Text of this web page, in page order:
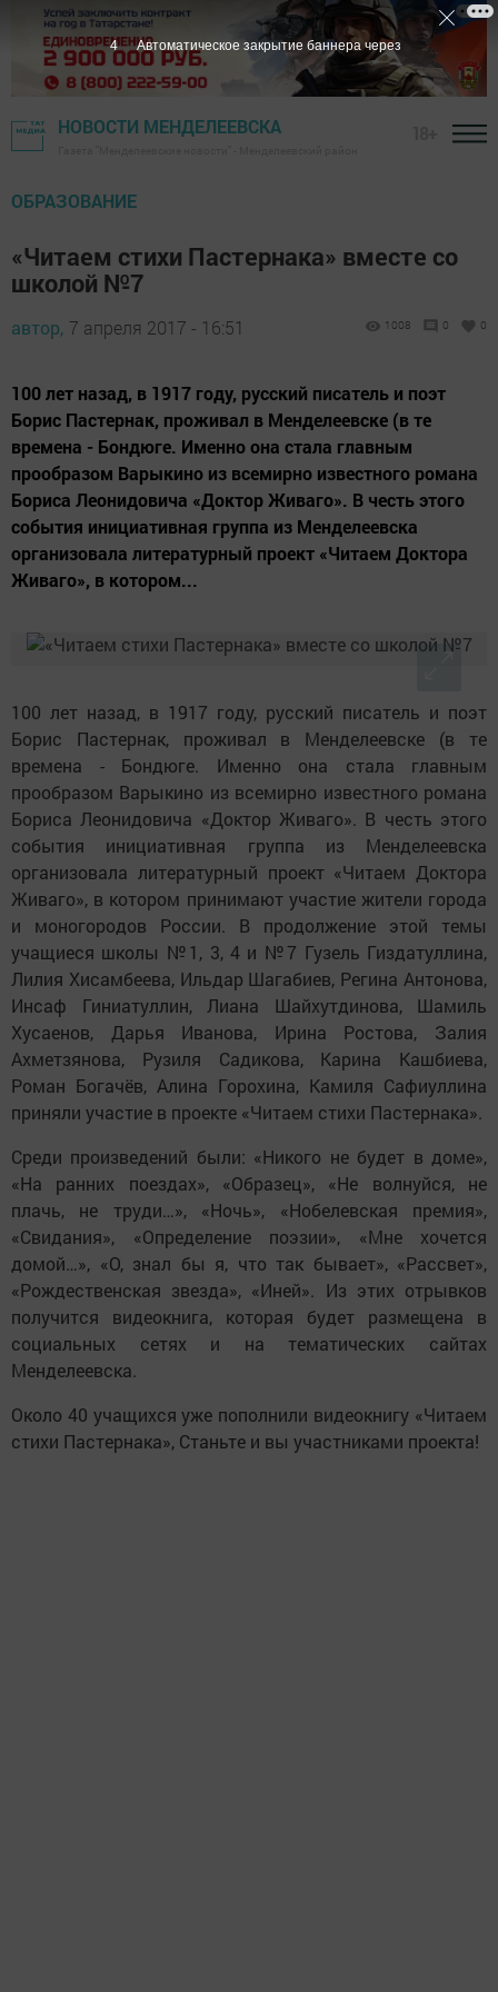
НОВОСТИ МЕНДЕЛЕЕВСКА
ОБРАЗОВАНИЕ
«Читаем стихи Пастернака» вместе со
школой №7
автор, 7 апреля 2017 - 16:51 1008 0 0
100 лет назад, в 1917 году, русский писатель и поэт
Борис Пастернак, проживал в Менделеевске (в те
времена - Бондюге. Именно она стала главным
прообразом Варыкино из всемирно известного романа
Бориса Леонидовича «Доктор Живаго». В честь этого
события инициативная группа из Менделеевска
организовала литературный проект «Читаем Доктора
Живаго», в котором...
100 лет назад, в 1917 году, русский писатель и поэт
Борис Пастернак, проживал в Менделеевске (в те
времена - Бондюге. Именно она стала главным
прообразом Варыкино из всемирно известного романа
Бориса Леонидовича «Доктор Живаго». В честь этого
события инициативная группа из Менделеевска
организовала литературный проект «Читаем Доктора
Живаго», в котором принимают участие жители города
и моногородов России. В продолжение этой темы
учащиеся школы №1, 3, 4 и №7 Гузель Гиздатуллина,
Лилия Хисамбеева, Ильдар Шагабиев, Регина Антонова,
Инсаф Гиниатуллин, Лиана Шайхутдинова, Шамиль
Хусаенов, Дарья Иванова, Ирина Ростова, Залия
Ахметзянова, Рузиля Садикова, Карина Кашбиева,
Роман Богачёв, Алина Горохина, Камиля Сафиуллина
приняли участие в проекте «Читаем стихи Пастернака».
Среди произведений были: «Никого не будет в доме»,
«На ранних поездах», «Образец», «Не волнуйся, не
плачь, не труди…», «Ночь», «Нобелевская премия»,
«Свидания», «Определение поэзии», «Мне хочется
домой…», «О, знал бы я, что так бывает», «Рассвет»,
«Рождественская звезда», «Иней». Из этих отрывков
получится видеокнига, которая будет размещена в
социальных сетях и на тематических сайтах
Менделеевска.
Около 40 учащихся уже пополнили видеокнигу «Читаем
стихи Пастернака», Станьте и вы участниками проекта!
4 Автоматическое закрытие баннера через